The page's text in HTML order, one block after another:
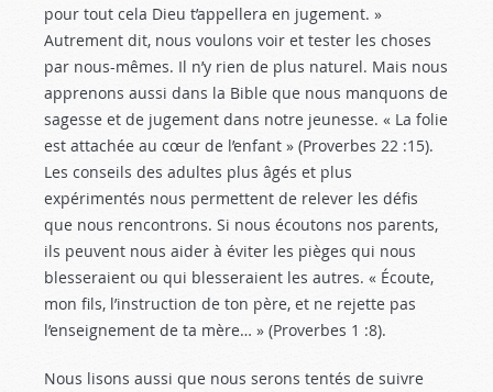
pour tout cela Dieu t’appellera en jugement. »
Autrement dit, nous voulons voir et tester les choses
par nous-mêmes. Il n’y rien de plus naturel. Mais nous
apprenons aussi dans la Bible que nous manquons de
sagesse et de jugement dans notre jeunesse. « La folie
est attachée au cœur de l’enfant » (Proverbes 22 :15).
Les conseils des adultes plus âgés et plus
expérimentés nous permettent de relever les défis
que nous rencontrons. Si nous écoutons nos parents,
ils peuvent nous aider à éviter les pièges qui nous
blesseraient ou qui blesseraient les autres. « Écoute,
mon fils, l’instruction de ton père, et ne rejette pas
l’enseignement de ta mère… » (Proverbes 1 :8).
Nous lisons aussi que nous serons tentés de suivre